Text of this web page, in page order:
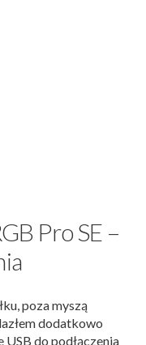
Pro SE –
poza myszą
dodatkowo
USB do podłączenia